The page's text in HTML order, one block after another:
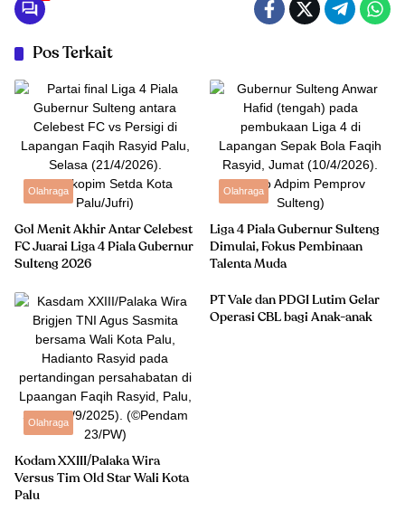
Pos Terkait
Olahraga
Gol Menit Akhir Antar Celebest
FC Juarai Liga 4 Piala Gubernur
Sulteng 2026
Olahraga
Liga 4 Piala Gubernur Sulteng
Dimulai, Fokus Pembinaan
Talenta Muda
Olahraga
Kodam XXIII/Palaka Wira
Versus Tim Old Star Wali Kota
Palu
PT VaIe dan PDGI Lutim Gelar
Operasi CBL bagi Anak-anak